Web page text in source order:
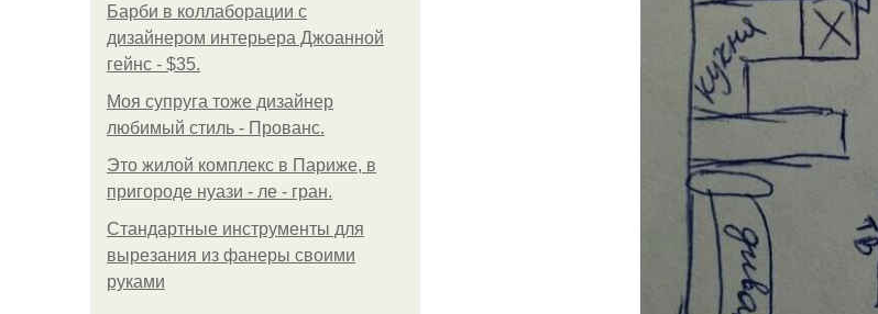
Барби в коллаборации с
дизайнером интерьера Джоанной
гейнс - $35.
Моя супруга тоже дизайнер
любимый стиль - Прованс.
Это жилой комплекс в Париже, в
пригороде нуази - ле - гран.
Стандартные инструменты для
вырезания из фанеры своими
руками